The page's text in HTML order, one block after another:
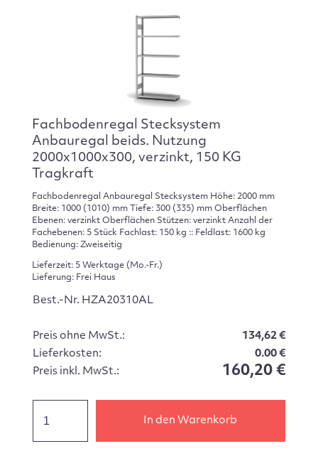
Fachbodenregal Stecksystem
Anbauregal beids. Nutzung
2000x1000x300, verzinkt, 150 KG
Tragkraft
Fachbodenregal Anbauregal Stecksystem Höhe: 2000 mm
Breite: 1000 (1010) mm Tiefe: 300 (335) mm Oberflächen
Ebenen: verzinkt Oberflächen Stützen: verzinkt Anzahl der
Fachebenen: 5 Stück Fachlast: 150 kg :: Feldlast: 1600 kg
Bedienung: Zweiseitig
Lieferzeit: 5 Werktage (Mo.-Fr.)
Lieferung: Frei Haus
Best.-Nr. HZA20310AL
Preis ohne MwSt.:
134,62 €
Lieferkosten:
0.00 €
Preis inkl. MwSt.:
160,20 €
In den Warenkorb